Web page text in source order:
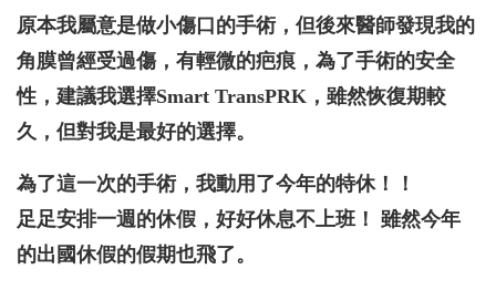
原本我屬意是做小傷口的手術，但後來醫師發現我的
角膜曾經受過傷，有輕微的疤痕，為了手術的安全
性，建議我選擇Smart TransPRK，雖然恢復期較
久，但對我是最好的選擇。
為了這一次的手術，我動用了今年的特休！！
足足安排一週的休假，好好休息不上班！ 雖然今年
的出國休假的假期也飛了。